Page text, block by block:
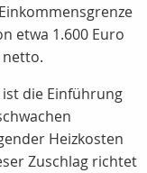
etwa 1.600 Euro
die Einführung
Heizkosten
Zuschlag richtet